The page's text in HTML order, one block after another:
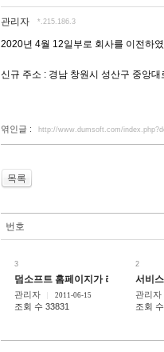
관리자 *.215.186.3
2020년 4월 12일부로 회사를 이전하
신규 주소 : 경남 창원시 성산구 중앙
엮인글 : http://www.dumsoft.com/
목록
번호
3
덤소프트 홈페이지가 리뉴얼 되었
관리자 2011-06-15
조회 수 33831
2
서비
관리자
조회